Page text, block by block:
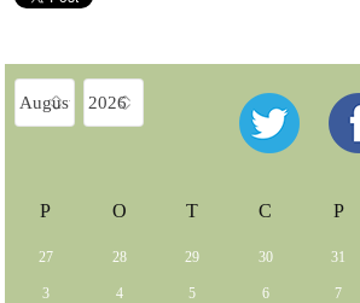
P O T C P
27 28 29 30 31
3 4 5 6 7